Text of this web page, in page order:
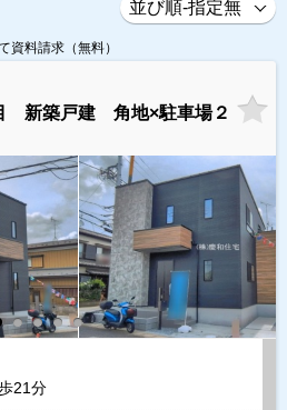
資料請求（無料）
新築戸建 角地×駐車場２
21分